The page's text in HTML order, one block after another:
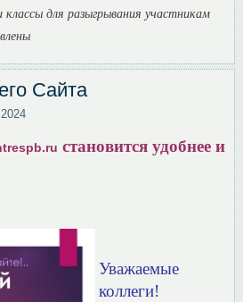
классы для разыгрывания участникам
Сайта
становится удобнее и
Уважаемые
коллеги!